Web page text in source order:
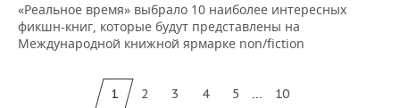
«Реальное время» выбрало 10 наиболее интересных
фикшн-книг, которые будут представлены на
Международной книжной ярмарке non/fiction
1 2 3 4 5 ... 10